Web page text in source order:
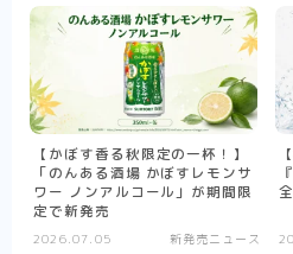
【かぼす香る秋限定の一杯！】
「のんある酒場 かぼすレモンサ
ワー ノンアルコール」が期間限
定で新発売
2026.07.05 新発売ニュース